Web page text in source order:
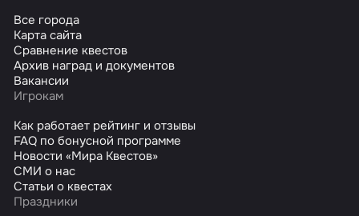
Все города
Карта сайта
Сравнение квестов
Архив наград и документов
Вакансии
Игрокам
Как работает рейтинг и отзывы
FAQ по бонусной программе
Новости «Мира Квестов»
СМИ о нас
Статьи о квестах
Праздники